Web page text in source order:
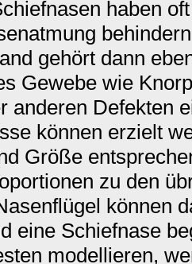
haben
gehört dann
Gewebe wie
anderen Defekten
können erzielt
Größe
zu den
können
eine Schiefnase
modellieren,